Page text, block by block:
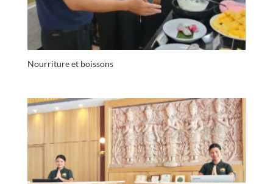
Nourriture et boissons